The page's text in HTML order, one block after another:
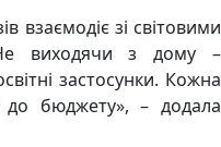
взаємодіє зі світовими
виходячи з дому –
застосунки. Кожна
бюджету», – додала